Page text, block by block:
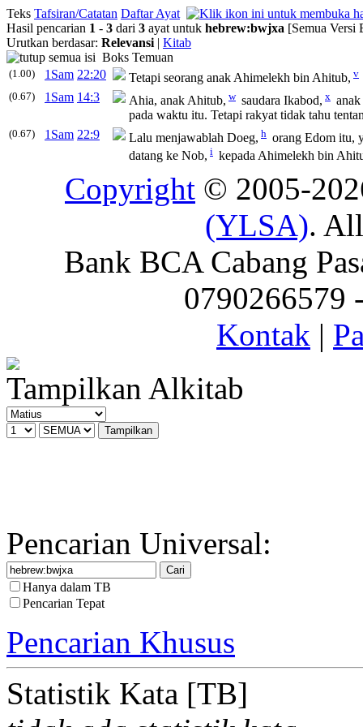
Teks Tafsiran/Catatan Daftar Ayat
Hasil pencarian 1 - 3 dari 3 ayat untuk hebrew:bwjxa [Semua Versi
Urutkan berdasar: Relevansi | Kitab
Boks Temuan
(1.00) 1Sam 22:20 Tetapi seorang anak Ahimelekh bin Ahitub, v
(0.67) 1Sam 14:3 Ahia, anak Ahitub, w saudara Ikabod, x
pada waktu itu. Tetapi rakyat tidak tahu
(0.67) 1Sam 22:9 Lalu menjawablah Doeg, h orang Edom itu,
datang ke Nob, i kepada Ahimelekh bin
Copyright © 2005-
(YLSA).
Bank BCA Cabang
0790266579
Kontak |
Tampilkan Alkitab
Pencarian Universal:
Hanya dalam TB
Pencarian Tepat
Pencarian Khusus
Statistik Kata [TB]